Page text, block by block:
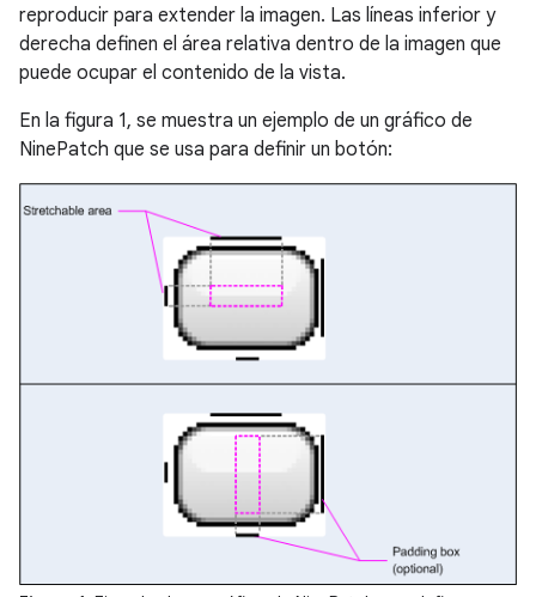
reproducir para extender la imagen. Las líneas inferior y
derecha definen el área relativa dentro de la imagen que
puede ocupar el contenido de la vista.
En la figura 1, se muestra un ejemplo de un gráfico de
NinePatch que se usa para definir un botón: